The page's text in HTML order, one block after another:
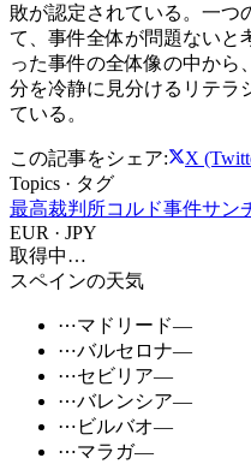
敗が認定されている。一つ
て、事件全体が問題ないと
った事件の全体像の中から
分を冷静に見分けるリテラ
ている。
この記事をシェア: X
Topics · タグ
最高裁判所コルド事件サン
EUR · JPY
取得中…
スペインの天気
⋯マドリード—
⋯バルセロナ—
⋯セビリア—
⋯バレンシア—
⋯ ビルバオ—
⋯マラガ—